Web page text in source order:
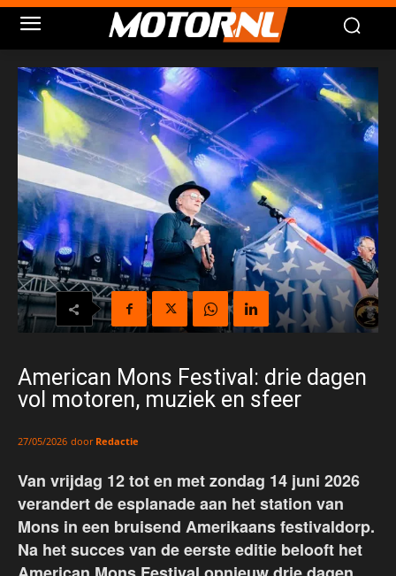
American Mons Festival: drie dagen
vol motoren, muziek en sfeer
27/05/2026 door Redactie
Van vrijdag 12 tot en met zondag 14 juni 2026
verandert de esplanade aan het station van
Mons in een bruisend Amerikaans festivaldorp.
Na het succes van de eerste editie belooft het